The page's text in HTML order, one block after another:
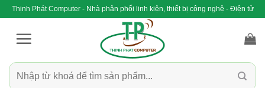
qua
Thịnh Phát Computer - Nhà phân phối linh kiện, thiết bị công nghệ - Điện tử
Tìm
kiếm: